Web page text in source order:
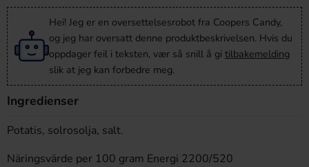
Hei! Jeg er en oversettelsesrobot fra Coopers Candy,
og jeg har oversatt denne produktbeskrivelsen. Hvis du
oppdager feil i teksten, vær så snill å gi tilbakemelding
slik at jeg kan forbedre meg.
Ingredienser
Potatis, solrosolja, salt.
Näringsvärde per 100 gram Energi 2200/520